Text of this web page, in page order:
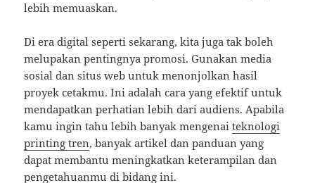
lebih memuaskan.
Di era digital seperti sekarang, kita juga tak boleh
melupakan pentingnya promosi. Gunakan media
sosial dan situs web untuk menonjolkan hasil
proyek cetakmu. Ini adalah cara yang efektif untuk
mendapatkan perhatian lebih dari audiens. Apabila
kamu ingin tahu lebih banyak mengenaiteknologi
printing tren, banyak artikel dan panduan yang
dapat membantu meningkatkan keterampilan dan
pengetahuanmu di bidang ini.